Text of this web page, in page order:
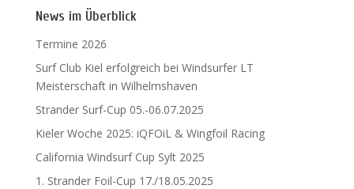
News im Überblick
Termine 2026
Surf Club Kiel erfolgreich bei Windsurfer LT
Meisterschaft in Wilhelmshaven
Strander Surf-Cup 05.-06.07.2025
Kieler Woche 2025: iQFOiL & Wingfoil Racing
California Windsurf Cup Sylt 2025
1. Strander Foil-Cup 17./18.05.2025